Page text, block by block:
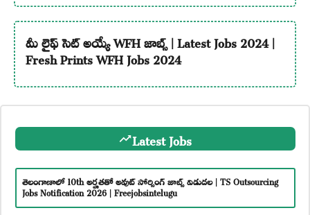
మీ లైఫ్ సెట్ అయ్యే WFH జాబ్స్ | Latest Jobs 2024 |
Fresh Prints WFH Jobs 2024
Latest Jobs
తెలంగాణాలో 10th అర్హతతో అవుట్ సోర్సింగ్ జాబ్స్ విడుదల | TS Outsourcing
Jobs Notification 2026 | Freejobsintelugu